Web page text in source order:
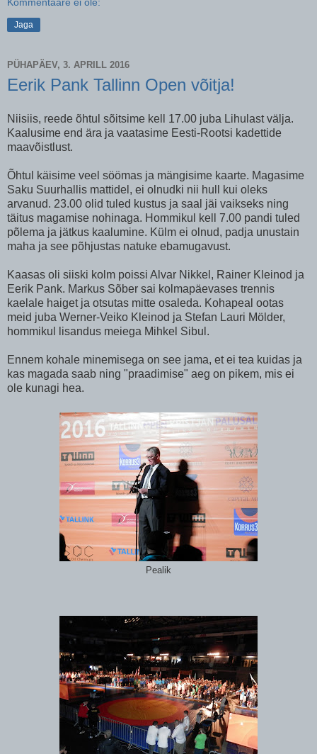
Jaga
PÜHAPÄEV, 3. APRILL 2016
Eerik Pank Tallinn Open võitja!
Niisiis, reede õhtul sõitsime kell 17.00 juba Lihulast välja.
Kaalusime end ära ja vaatasime Eesti-Rootsi kadettide
maavõistlust.
Õhtul käisime veel söömas ja mängisime kaarte. Magasime
Saku Suurhallis mattidel, ei olnudki nii hull kui oleks
arvanud. 23.00 olid tuled kustus ja saal jäi vaikseks ning
täitus magamise nohinaga. Hommikul kell 7.00 pandi tuled
põlema ja jätkus kaalumine. Külm ei olnud, padja unustain
maha ja see põhjustas natuke ebamugavust.
Kaasas oli siiski kolm poissi Alvar Nikkel, Rainer Kleinod ja
Eerik Pank. Markus Sõber sai kolmapäevases trennis
kaelale haiget ja otsutas mitte osaleda. Kohapeal ootas
meid juba Werner-Veiko Kleinod ja Stefan Lauri Mölder,
hommikul lisandus meiega Mihkel Sibul.
Ennem kohale minemisega on see jama, et ei tea kuidas ja
kas magada saab ning "praadimise" aeg on pikem, mis ei
ole kunagi hea.
Pealik